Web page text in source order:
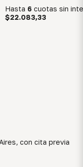
Hasta 6 cuotas sin
$22.083,33
con cita previa